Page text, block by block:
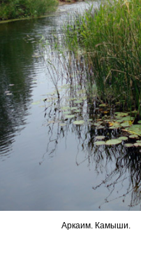
Аркаим. Камыши.